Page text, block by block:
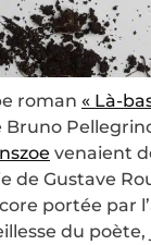
roman « Là-
Bruno
venaient
de Gustave
portée par
du poète,